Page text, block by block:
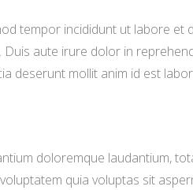
tempor incididunt ut labore et
aute irure dolor in
deserunt mollit anim id est
doloremque laudantium,
quia voluptas sit